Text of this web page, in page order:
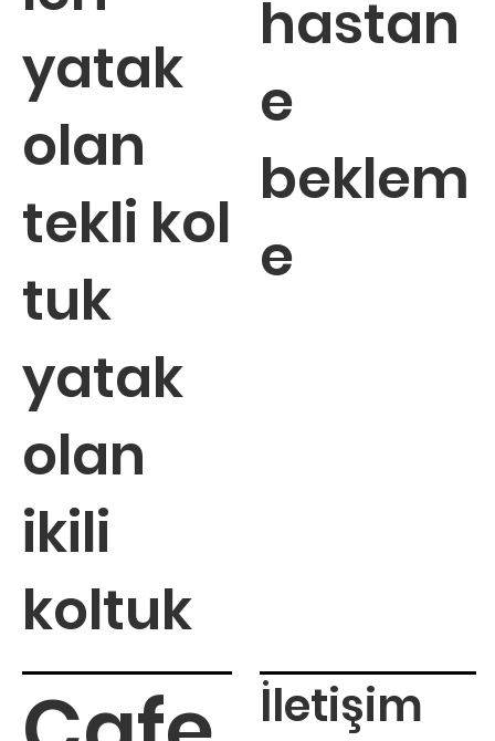
yatak
olan
tekli kol
tuk
yatak
olan
ikili
koltuk
hastan
e
beklem
e
İletişim